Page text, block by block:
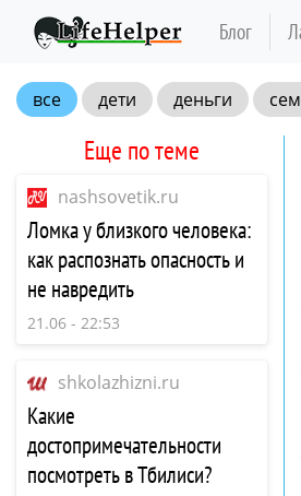
Блог
все дети деньги
Еще по теме
nashsovetik.ru
Ломка у близкого человека:
как распознать опасность и
не навредить
21.06 - 22:53
shkolazhizni.ru
Какие
достопримечательности
посмотреть в Тбилиси?